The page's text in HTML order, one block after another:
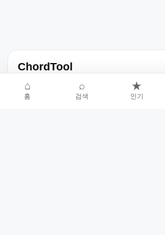
ChordTool
노래 가사, 곡 정보, 코드, 악보를 한곳에
서비스입니다.
⌂
홈
⌕
검색
★
인기